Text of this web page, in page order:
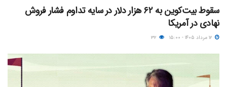
سقوط بیت‌کوین به ۶۲ هزار دلار در سایه تداوم فشار فروش
نهادی در آمریکا